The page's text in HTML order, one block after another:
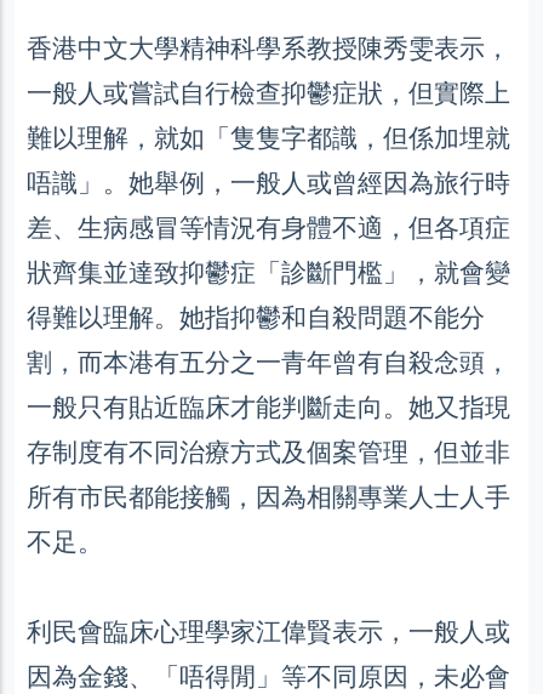
香港中文大學精神科學系教授陳秀雯表示，
一般人或嘗試自行檢查抑鬱症狀，但實際上
難以理解，就如「隻隻字都識，但係加埋就
唔識」。她舉例，一般人或曾經因為旅行時
差、生病感冒等情況有身體不適，但各項症
狀齊集並達致抑鬱症「診斷門檻」，就會變
得難以理解。她指抑鬱和自殺問題不能分
割，而本港有五分之一青年曾有自殺念頭，
一般只有貼近臨床才能判斷走向。她又指現
存制度有不同治療方式及個案管理，但並非
所有市民都能接觸，因為相關專業人士人手
不足。
利民會臨床心理學家江偉賢表示，一般人或
因為金錢、「唔得閒」等不同原因，未必會